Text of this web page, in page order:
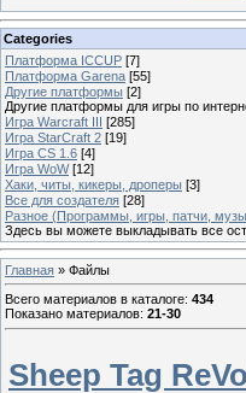
Categories
Платформа ICCUP [7]
Платформа Garena [55]
Другие платформы [2]
Другие платформы для игры по
Игра Warcraft III [285]
Игра StarCraft 2 [19]
Игра CS 1.6 [4]
Игра WoW [12]
Хаки, читы, кикеры, дроперы [3]
Все для создателя [28]
Разное (Программы, игры, патчи,
Здесь вы можете выкладывать все
Главная » Файлы
Всего материалов в каталоге: 434
Показано материалов: 21-30
Sheep Tag